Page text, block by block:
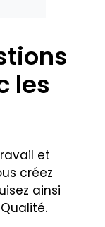
les
et
créez
ainsi